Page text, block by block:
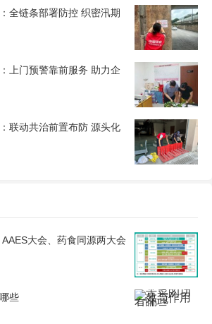
全链条部署防控 织密汛期
上门预警靠前服务 助力企
联动共治前置布防 源头化
大会、药食同源两大会
些